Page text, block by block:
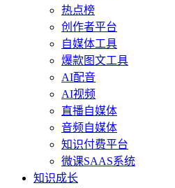
热点榜
创作者平台
自媒体工具
爆款图文工具
AI配音
AI视频
直播自媒体
音频自媒体
知识付费平台
微课SAAS系统
知识成长